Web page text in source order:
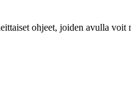
ohjeet, joiden avulla